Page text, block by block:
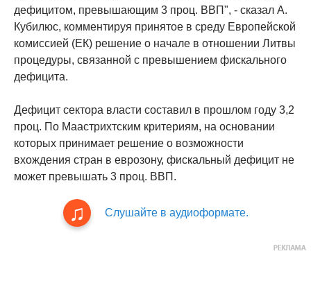
дефицитом, превышающим 3 проц. ВВП", - сказал А.
Кубилюс, комментируя принятое в среду Европейской
комиссией (ЕК) решение о начале в отношении Литвы
процедуры, связанной с превышением фискального
дефицита.
Дефицит сектора власти составил в прошлом году 3,2
проц. По Маастрихтским критериям, на основании
которых принимает решение о возможности
вхождения стран в еврозону, фискальный дефицит не
может превышать 3 проц. ВВП.
Слушайте в аудиоформате.